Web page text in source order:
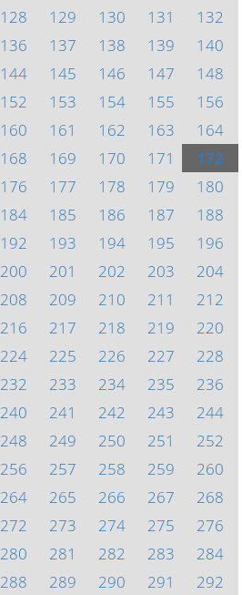
128 129 130 131
132
136 137 138 139
140
144 145 146 147
148
152 153 154 155
156
160 161 162 163
164
168 169 170 171
172
176 177 178 179
180
184 185 186 187
188
192 193 194 195
196
200 201 202 203
204
208 209 210 211
212
216 217 218 219
220
224 225 226 227
228
232 233 234 235
236
240 241 242 243
244
248 249 250 251
252
256 257 258 259
260
264 265 266 267
268
272 273 274 275
276
280 281 282 283
284
288 289 290 291
292